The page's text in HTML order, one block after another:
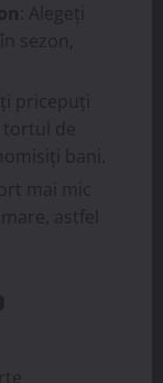
: Alegeți
sezon,
pricepuți
tortul de
bani.
mai mic
astfel